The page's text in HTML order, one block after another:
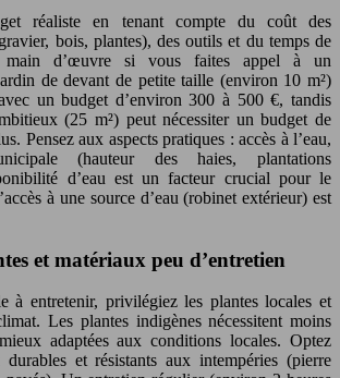
réaliste en tenant compte du coût des
bois, plantes), des outils et du temps de
d’œuvre si vous faites appel à un
de devant de petite taille (environ 10 m²)
un budget d’environ 300 à 500 €, tandis
(25 m²) peut nécessiter un budget de
Pensez aux aspects pratiques : accès à l’eau,
(hauteur des haies, plantations
d’eau est un facteur crucial pour le
à une source d’eau (robinet extérieur) est
et matériaux peu d’entretien
à entretenir, privilégiez les plantes locales et
Les plantes indigènes nécessitent moins
adaptées aux conditions locales. Optez
et résistants aux intempéries (pierre